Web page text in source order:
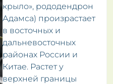
крыло», рододендрон
Адамса) произрастает
в восточных и
дальневосточных
районах России и
Китае. Растет у
верхней границы